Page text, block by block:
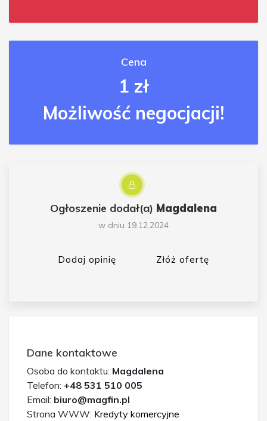
Cena
1 zł
Możliwość negocjacji!
Ogłoszenie dodał(a) Magdalena
w dniu 19.12.2024
Dodaj opinię Złóż ofertę
Dane kontaktowe
Osoba do kontaktu: Magdalena
Telefon: +48 531 510 005
Email: biuro@magfin.pl
Strona WWW: Kredyty komercyjne